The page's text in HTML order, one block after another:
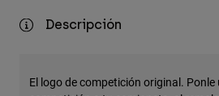
Descripción
El logo de competición original.